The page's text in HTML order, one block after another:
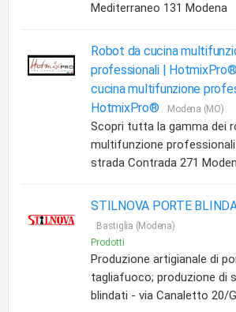
Mediterraneo 131 Modena
Robot da cucina
professionali |
cucina multifunzione
HotmixPro®
Modena (MO)
Scopri tutta la gamma dei
multifunzione
strada Contrada 271
STILNOVA PORTE
Bastiglia (Modena)
Prodotti
Produzione artigianale di
tagliafuoco; produzione di
blindati - via Canaletto 20/